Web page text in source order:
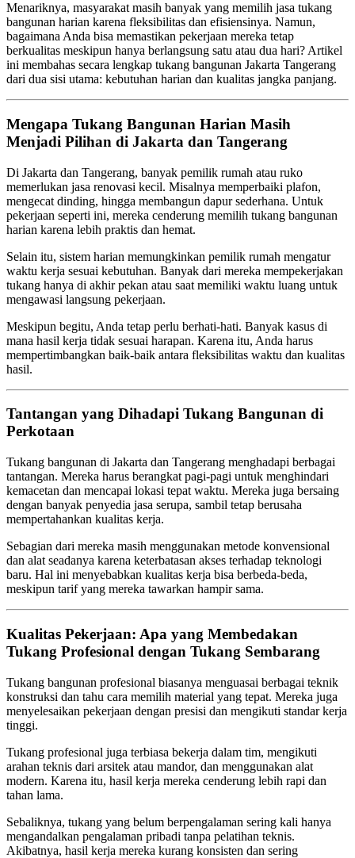
Menariknya, masyarakat masih banyak yang memilih jasa tukang
bangunan harian karena fleksibilitas dan efisiensinya. Namun,
bagaimana Anda bisa memastikan pekerjaan mereka tetap
berkualitas meskipun hanya berlangsung satu atau dua hari? Artikel
ini membahas secara lengkap tukang bangunan Jakarta Tangerang
dari dua sisi utama: kebutuhan harian dan kualitas jangka panjang.
Mengapa Tukang Bangunan Harian Masih
Menjadi Pilihan di Jakarta dan Tangerang
Di Jakarta dan Tangerang, banyak pemilik rumah atau ruko
memerlukan jasa renovasi kecil. Misalnya memperbaiki plafon,
mengecat dinding, hingga membangun dapur sederhana. Untuk
pekerjaan seperti ini, mereka cenderung memilih tukang bangunan
harian karena lebih praktis dan hemat.
Selain itu, sistem harian memungkinkan pemilik rumah mengatur
waktu kerja sesuai kebutuhan. Banyak dari mereka mempekerjakan
tukang hanya di akhir pekan atau saat memiliki waktu luang untuk
mengawasi langsung pekerjaan.
Meskipun begitu, Anda tetap perlu berhati-hati. Banyak kasus di
mana hasil kerja tidak sesuai harapan. Karena itu, Anda harus
mempertimbangkan baik-baik antara fleksibilitas waktu dan kualitas
hasil.
Tantangan yang Dihadapi Tukang Bangunan di
Perkotaan
Tukang bangunan di Jakarta dan Tangerang menghadapi berbagai
tantangan. Mereka harus berangkat pagi-pagi untuk menghindari
kemacetan dan mencapai lokasi tepat waktu. Mereka juga bersaing
dengan banyak penyedia jasa serupa, sambil tetap berusaha
mempertahankan kualitas kerja.
Sebagian dari mereka masih menggunakan metode konvensional
dan alat seadanya karena keterbatasan akses terhadap teknologi
baru. Hal ini menyebabkan kualitas kerja bisa berbeda-beda,
meskipun tarif yang mereka tawarkan hampir sama.
Kualitas Pekerjaan: Apa yang Membedakan
Tukang Profesional dengan Tukang Sembarang
Tukang bangunan profesional biasanya menguasai berbagai teknik
konstruksi dan tahu cara memilih material yang tepat. Mereka juga
menyelesaikan pekerjaan dengan presisi dan mengikuti standar kerja
tinggi.
Tukang profesional juga terbiasa bekerja dalam tim, mengikuti
arahan teknis dari arsitek atau mandor, dan menggunakan alat
modern. Karena itu, hasil kerja mereka cenderung lebih rapi dan
tahan lama.
Sebaliknya, tukang yang belum berpengalaman sering kali hanya
mengandalkan pengalaman pribadi tanpa pelatihan teknis.
Akibatnya, hasil kerja mereka kurang konsisten dan sering